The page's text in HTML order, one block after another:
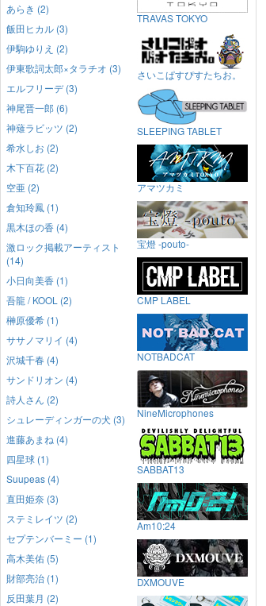
あらき (2)
飯田ヒカル (3)
伊駒ゆりえ (2)
伊東歌詞太郎×タラチオ (3)
エルフリーデ (3)
神尾晋一郎 (6)
神薙ラビッツ (2)
希水しお (2)
木下百花 (2)
空亜 (2)
倉知玲鳳 (1)
黒木ほの香 (4)
激ロック掲載アーティスト
(14)
小日向美香 (1)
吾龍 / KOOL (2)
榊原優希 (1)
ササノマリイ (4)
沢城千春 (4)
サンドリオン (4)
詩人さん (2)
シュレーディンガーの犬 (3)
進藤あまね (4)
四星球 (1)
Suupeas (4)
直田姫奈 (3)
ステミレイツ (2)
セプテンバーミー (1)
高木美佑 (5)
財部亮治 (1)
反田葉月 (2)
TRAVAS TOKYO
さいこぱすぴすたちお。
SLEEPING TABLET
アマツカミ
宝燈 -pouto-
CMP LABEL
NOTBADCAT
NineMicrophones
SABBAT13
Am10:24
DXMOUVE